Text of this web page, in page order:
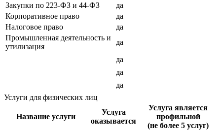
Закупки по 223-ФЗ и 44-ФЗ
да
Корпоративное право
да
Налоговое право
да
Промышленная деятельность и
утилизация
да
да
да
да
Услуги для физических лиц
Название услуги
Услуга
оказывается
Услуга является
профильной
(не более 5 услуг)